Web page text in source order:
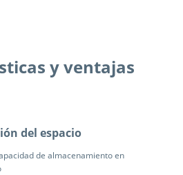
y ventajas
del espacio
de almacenamiento en